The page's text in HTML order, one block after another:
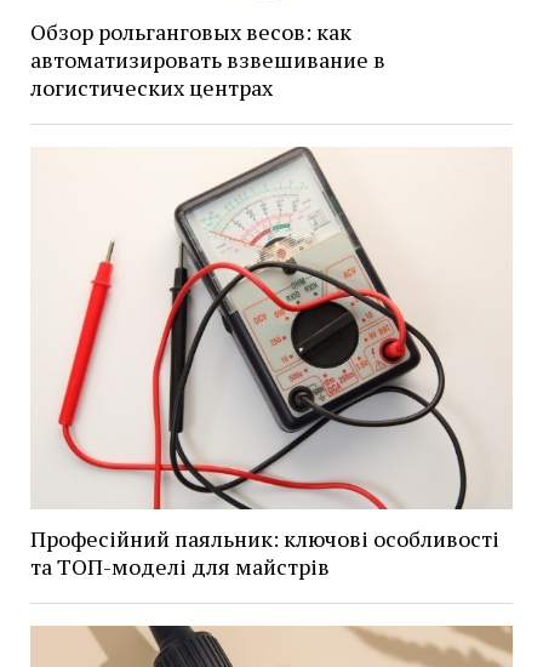
Обзор рольганговых весов: как
автоматизировать взвешивание в
логистических центрах
Професійний паяльник: ключові особливості
та ТОП-моделі для майстрів